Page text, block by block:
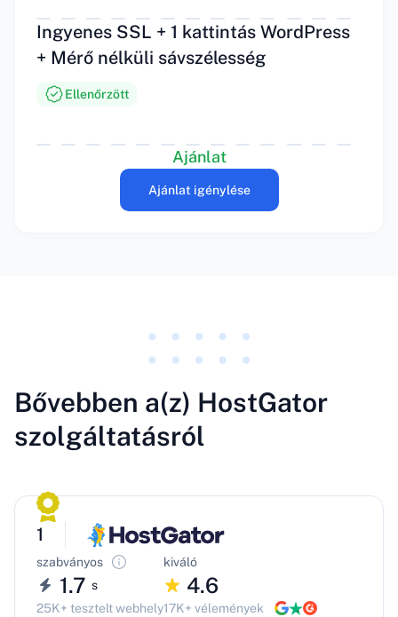
Ingyenes SSL + 1 kattintás WordPress
+ Mérő nélküli sávszélesség
Ellenőrzött
Ajánlat
Ajánlat igénylése
Bővebben a(z) HostGator
szolgáltatásról
1
szabványos
1.7 s
25K+ tesztelt webhely
kiváló
4.6
17K+ vélemények